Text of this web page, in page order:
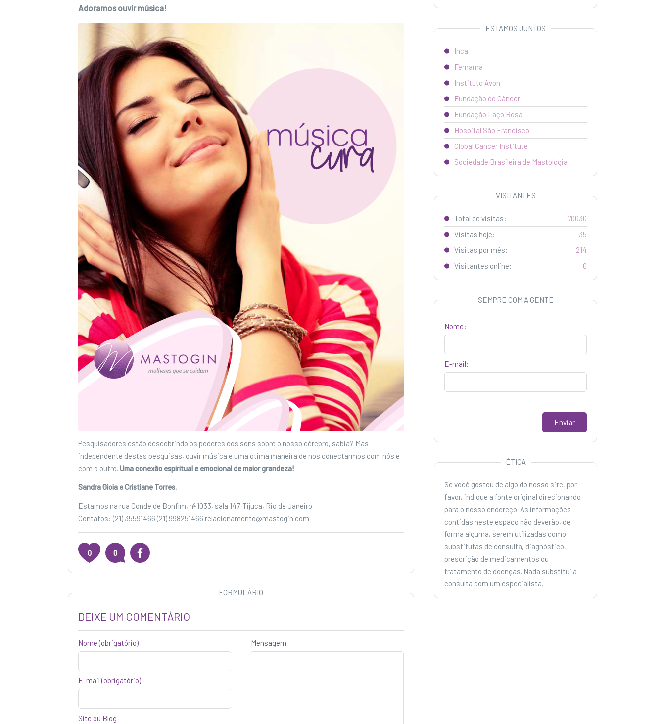
Adoramos ouvir música!
Pesquisadores estão descobrindo os poderes dos sons sobre o nosso cérebro, sabia? Mas
independente destas pesquisas, ouvir música é uma ótima maneira de nos conectarmos com nós e
com o outro. Uma conexão espiritual e emocional de maior grandeza!
Sandra Gioia e Cristiane Torres.
Estamos na rua Conde de Bonfim, nº 1033, sala 147. Tijuca, Rio de Janeiro.
Contatos: (21) 35591466 (21) 998251466 relacionamento@mastogin.com.
0 0
FORMULÁRIO
DEIXE UM COMENTÁRIO
Nome (obrigatório)
E-mail (obrigatório)
Site ou Blog
Mensagem
ESTAMOS JUNTOS
Inca
Femama
Instituto Avon
Fundação do Câncer
Fundação Laço Rosa
Hospital São Francisco
Global Cancer Institute
Sociedade Brasileira de Mastologia
VISITANTES
70030
Total de visitas:
35
Visitas hoje:
214
Visitas por mês:
0
Visitantes online:
SEMPRE COM A GENTE
Nome:
E-mail:
ÉTICA
Se você gostou de algo do nosso site, por
favor, indique a fonte original direcionando
para o nosso endereço. As informações
contidas neste espaço não deverão, de
forma alguma, serem utilizadas como
substitutas de consulta, diagnóstico,
prescrição de medicamentos ou
tratamento de doenças. Nada substitui a
consulta com um especialista.